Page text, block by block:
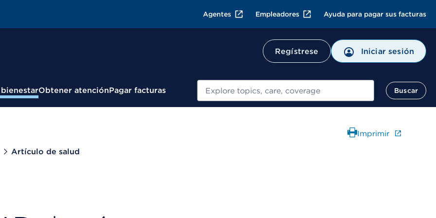
Agentes Empleadores Ayuda para pagar sus facturas
Regístrese Iniciar sesión
Obtener atenciónPagar facturas Buscar
Artículo de salud
Imprimir